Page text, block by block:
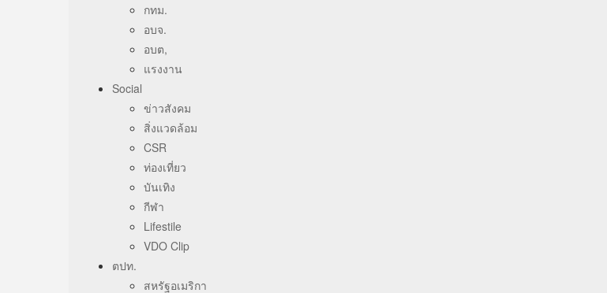
กทม.
อบจ.
อบต,
แรงงาน
Social
ข่าวสังคม
สิ่งแวดล้อม
CSR
ท่องเที่ยว
บันเทิง
กีฬา
Lifestile
VDO Clip
ตปท.
สหรัฐอเมริกา